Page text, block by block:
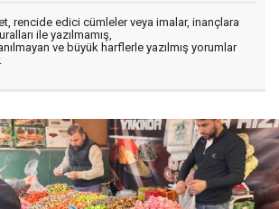
rencide edici cümleler veya imalar, inançlara
ile yazılmamış,
ve büyük harflerle yazılmış yorumlar